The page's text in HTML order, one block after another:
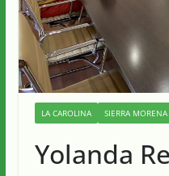
LA CAROLINA SIERRA MORENA
Yolanda